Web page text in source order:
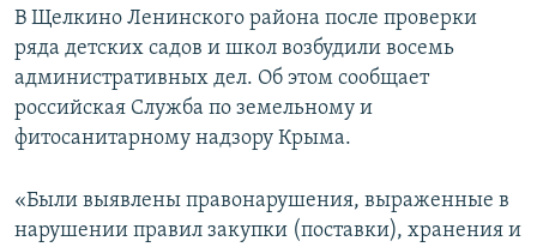
Вернутся
поиску
ИНТЕРАКТИВ
ИНФОГРАФИКА
ТЕЛЕПРОЕКТ КРЫМ.РЕАЛИИ
СОВЕТЫ ПРАВОЗАЩИТНИКОВ
ПОБЕДИТЕЛЕЙ НЕ СУДЯТ?
РАДІО СВОБОДА
КАК ОБОЙТИ БЛОКИРОВКУ
Українською
ПРИСОЕДИНЯЙТЕСЬ!
В Щелкино Ленинского района после проверки
ряда детских садов и школ возбудили восемь
административных дел. Об этом сообщает
российская Служба по земельному и
фитосанитарному надзору Крыма.
«Были выявлены правонарушения, выраженные в
нарушении правил закупки (поставки), хранения и